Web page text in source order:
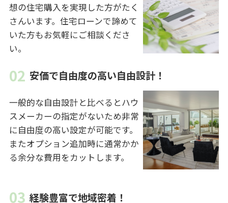
想の住宅購入を実現した方がたく
さんいます。住宅ローンで諦めて
いた方もお気軽にご相談くださ
い。
安価で自由度の高い自由設計！
一般的な自由設計と比べるとハウ
スメーカーの指定がないため非常
に自由度の高い設定が可能です。
またオプション追加時に通常かか
る余分な費用をカットします。
経験豊富で地域密着！